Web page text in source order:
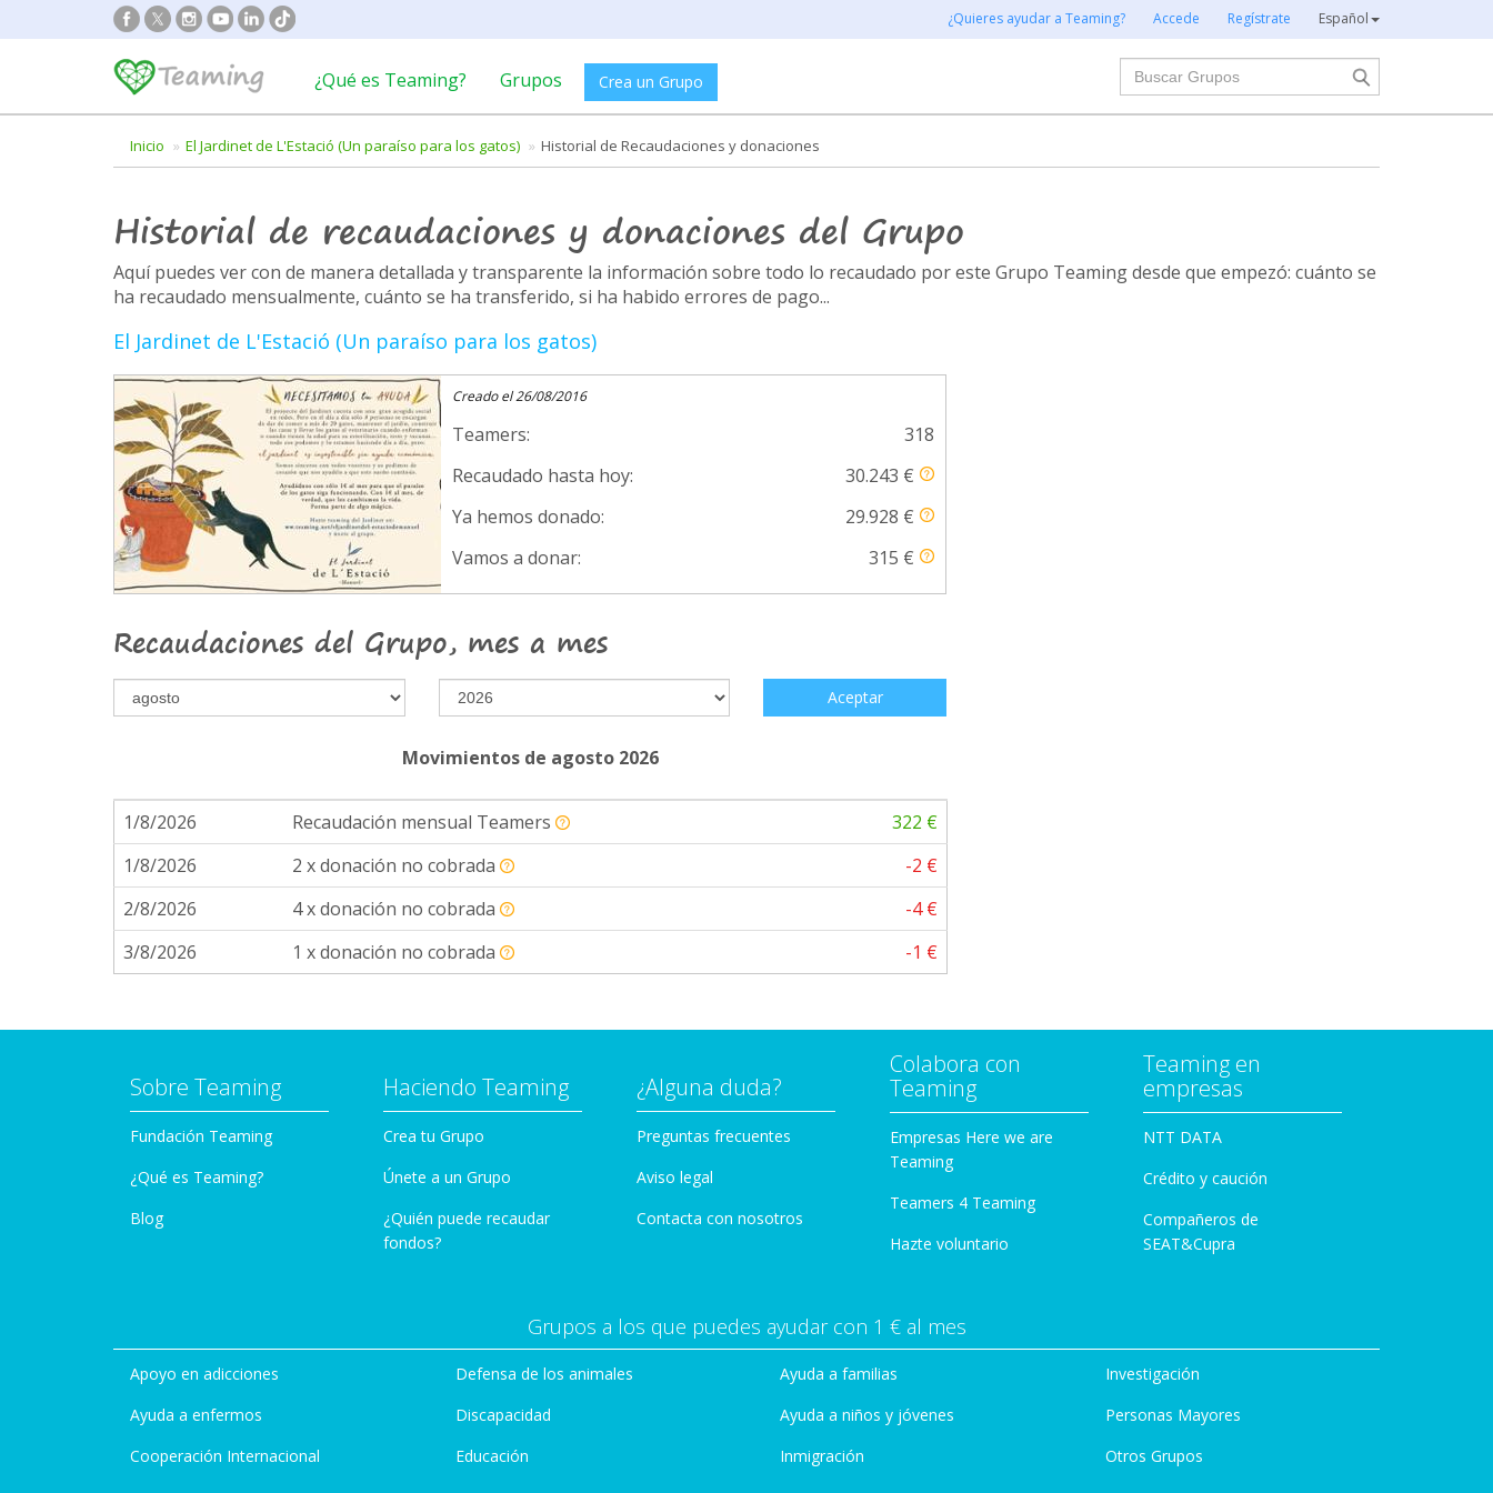
¿Quieres ayudar a Teaming? Accede Regístrate Español
¿Qué es Teaming? Grupos Crea un Grupo
Buscar
Inicio El Jardinet de L'Estació (Un paraíso para los gatos) Historial de Recaudaciones y donaciones
Historial de recaudaciones y donaciones del Grupo
Aquí puedes ver con de manera detallada y transparente la información sobre todo lo recaudado por este Grupo Teaming desde que empezó: cuánto se
ha recaudado mensualmente, cuánto se ha transferido, si ha habido errores de pago...
El Jardinet de L'Estació (Un paraíso para los gatos)
Creado el 26/08/2016
Teamers:
318
Recaudado hasta hoy:
30.243 €
Ya hemos donado:
29.928 €
Vamos a donar:
315 €
Recaudaciones del Grupo, mes a mes
Aceptar
Movimientos de agosto 2026
1/8/2026 Recaudación mensual Teamers
322 €
1/8/2026
2 x donación no cobrada
-2 €
2/8/2026
4 x donación no cobrada
-4 €
3/8/2026
1 x donación no cobrada -1 €
Sobre Teaming
Fundación Teaming
¿Qué es Teaming?
Blog
Haciendo Teaming
Crea tu Grupo
Únete a un Grupo
¿Quién puede recaudar
fondos?
¿Alguna duda?
Preguntas frecuentes
Aviso legal
Contacta con nosotros
Colabora con
Teaming
Empresas Here we are
Teaming
Teamers 4 Teaming
Hazte voluntario
Teaming en
empresas
NTT DATA
Crédito y caución
Compañeros de
SEAT&Cupra
Grupos a los que puedes ayudar con 1 € al mes
Apoyo en adicciones
Ayuda a enfermos
Cooperación Internacional
Defensa de los animales
Discapacidad
Educación
Ayuda a familias
Ayuda a niños y jóvenes
Inmigración
Investigación
Personas Mayores
Otros Grupos